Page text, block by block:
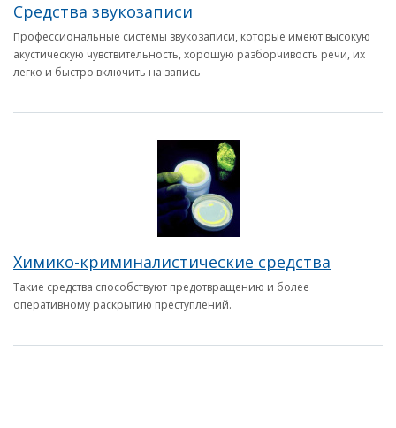
Средства звукозаписи
Профессиональные системы звукозаписи, которые имеют высокую
акустическую чувствительность, хорошую разборчивость речи, их
легко и быстро включить на запись
Химико-криминалистические средства
Такие средства способствуют предотвращению и более
оперативному раскрытию преступлений.